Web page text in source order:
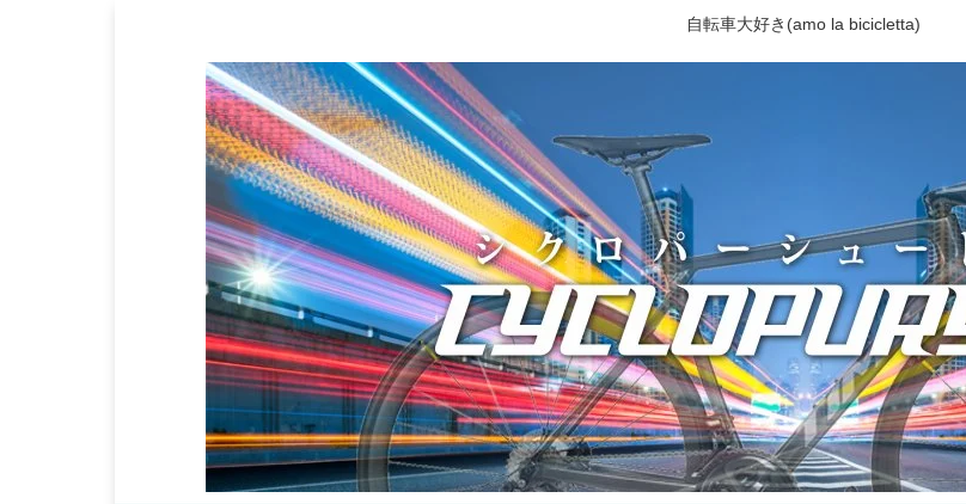
自転車大好き(amo la bicicletta)